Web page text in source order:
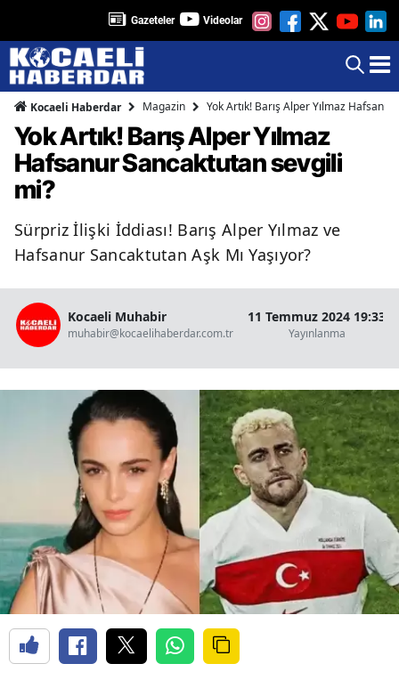
Gazeteler Videolar
Kocaeli Haberdar Magazin Yok Artık! Barış Alper Yılmaz
Yok Artık! Barış Alper Yılmaz
Hafsanur Sancaktutan sevgili
mi?
Sürpriz İlişki İddiası! Barış Alper Yılmaz ve
Hafsanur Sancaktutan Aşk Mı Yaşıyor?
Kocaeli Muhabir
muhabir@kocaelihaberdar.com.tr
11 Temmuz 2024 19:33
Yayınlanma